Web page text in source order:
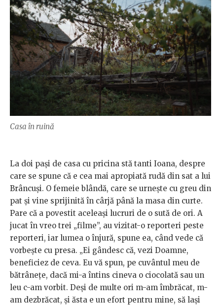
Casa în ruină
La doi paşi de casa cu pricina stă tanti Ioana, despre
care se spune că e cea mai apropiată rudă din sat a lui
Brâncuşi. O femeie blândă, care se urneşte cu greu din
pat şi vine sprijinită în cârjă până la masa din curte.
Pare că a povestit aceleaşi lucruri de o sută de ori. A
jucat în vreo trei „filme”, au vizitat-o reporteri peste
reporteri, iar lumea o înjură, spune ea, când vede că
vorbeşte cu presa. „Ei gândesc că, vezi Doamne,
beneficiez de ceva. Eu vă spun, pe cuvântul meu de
bătrâneţe, dacă mi-a întins cineva o ciocolată sau un
leu c-am vorbit. Deşi de multe ori m-am îmbrăcat, m-
am dezbrăcat, şi ăsta e un efort pentru mine, să laşi